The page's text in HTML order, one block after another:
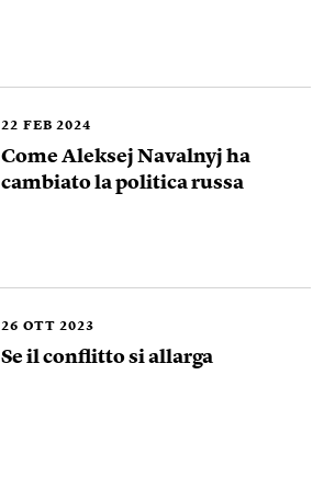
22 FEB 2024
Come Aleksej Navalnyj ha
cambiato la politica russa
26 OTT 2023
Se il conflitto si allarga